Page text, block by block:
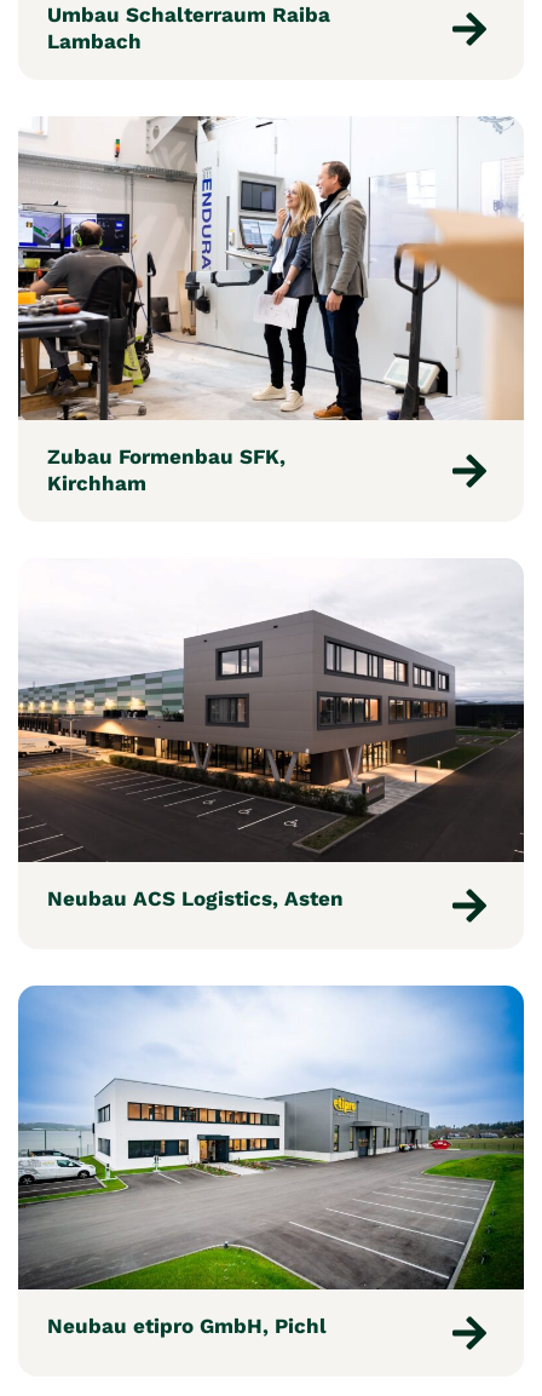
Umbau Schalterraum Raiba
Lambach
Zubau Formenbau SFK,
Kirchham
Neubau ACS Logistics, Asten
Neubau etipro GmbH, Pichl